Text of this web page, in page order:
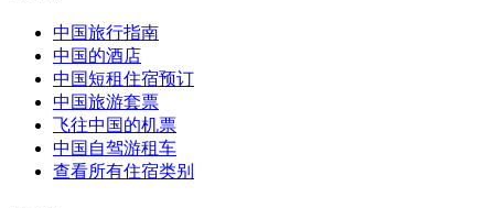
中国旅行指南
中国的酒店
中国短租住宿预订
中国旅游套票
飞往中国的机票
中国自驾游租车
查看所有住宿类别